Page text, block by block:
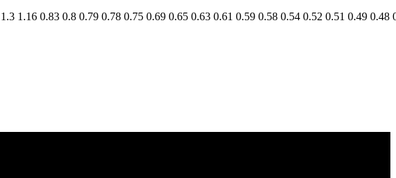
1.3 1.16 0.83 0.8 0.79 0.78 0.75 0.69 0.65 0.63 0.61 0.59 0.58 0.54 0.52 0.51 0.49 0.48